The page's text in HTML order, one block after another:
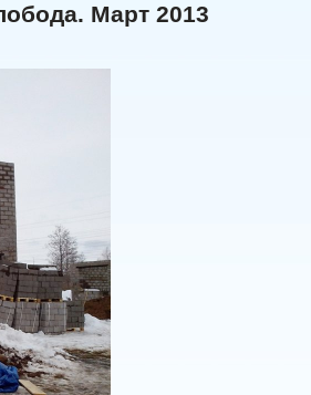
Март 2013